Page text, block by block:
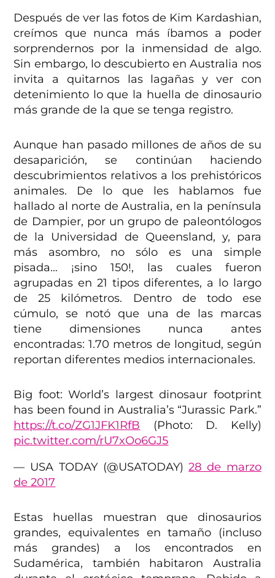
Después de ver las fotos de Kim Kardashian,
creímos que nunca más íbamos a poder
sorprendernos por la inmensidad de algo.
Sin embargo, lo descubierto en Australia nos
invita a quitarnos las lagañas y ver con
detenimiento lo que la huella de dinosaurio
más grande de la que se tenga registro.
Aunque han pasado millones de años de su
desaparición, se continúan haciendo
descubrimientos relativos a los prehistóricos
animales. De lo que les hablamos fue
hallado al norte de Australia, en la península
de Dampier, por un grupo de paleontólogos
de la Universidad de Queensland, y, para
más asombro, no sólo es una simple
pisada… ¡sino 150!, las cuales fueron
agrupadas en 21 tipos diferentes, a lo largo
de 25 kilómetros. Dentro de todo ese
cúmulo, se notó que una de las marcas
tiene dimensiones nunca antes
encontradas: 1.70 metros de longitud, según
reportan diferentes medios internacionales.
Big foot: World’s largest dinosaur footprint
has been found in Australia’s “Jurassic Park.”
https://t.co/ZG1JFK1RfB (Photo: D. Kelly)
pic.twitter.com/rU7xOo6GJ5
— USA TODAY (@USATODAY)28 de marzo
de 2017
Estas huellas muestran que dinosaurios
grandes, equivalentes en tamaño (incluso
más grandes) a los encontrados en
Sudamérica, también habitaron Australia